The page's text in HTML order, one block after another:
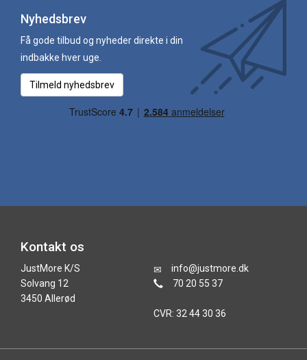
Nyhedsbrev
Få gode tilbud og nyheder direkte i din
indbakke hver uge.
Tilmeld nyhedsbrev
Kontakt os
JustMore K/S
Solvang 12
3450 Allerød
info@justmore.dk
70 20 55 37
CVR: 32 44 30 36